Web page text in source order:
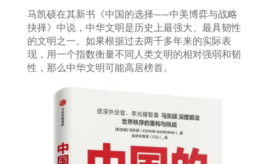
马凯硕在其新书《中国的选择——中美博弈与战略
抉择》中说，中华文明是历史上最强大、最具韧性
的文明之一。如果根据过去两千多年来的实际表
现，用一个指数衡量不同人类文明的相对强弱和韧
性，那么中华文明可能高居榜首。